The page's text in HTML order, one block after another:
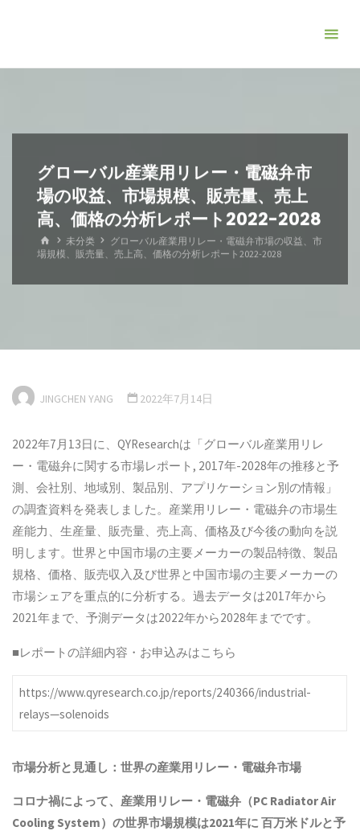
グローバル産業用リレー・電磁弁市
場の収益、市場規模、販売量、売上
高、価格の分析レポート2022-2028
ホ
ー
未分类
グローバル産業用リレー・電磁弁市場の収益、市
場規模、販売量、売上高、価格の分析レポート2022-2028
JINGCHEN YANG 2022年7月14日
2022年7月13日に、QYResearchは「グローバル産業用リレ
ー・電磁弁に関する市場レポート, 2017年-2028年の推移と予
測、会社別、地域別、製品別、アプリケーション別の情報」
の調査資料を発表しました。産業用リレー・電磁弁の市場生
産能力、生産量、販売量、売上高、価格及び今後の動向を説
明します。世界と中国市場の主要メーカーの製品特徴、製品
規格、価格、販売収入及び世界と中国市場の主要メーカーの
市場シェアを重点的に分析する。過去データは2017年から
2021年まで、予測データは2022年から2028年までです。
■レポートの詳細内容・お申込みはこちら
https://www.qyresearch.co.jp/reports/240366/industrial-
relays—solenoids
市場分析と見通し：世界の産業用リレー・電磁弁市場
コロナ禍によって、 産業用リレー・電磁弁 （PC Radiator Air
Cooling System）の世界市場規模は2021年に 百万米ドルと予